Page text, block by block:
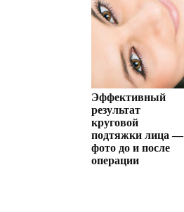
Эффективный
результат
круговой
подтяжки лица —
фото до и после
операции